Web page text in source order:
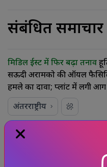
संबंधित समाचार
मिडिल ईस्ट में फिर बढ़ा तनाव
सऊदी अरामको की ऑयल
हमले का दावा; प्लांट में लगी आग
अंतरराष्ट्रीय
मथुरा में